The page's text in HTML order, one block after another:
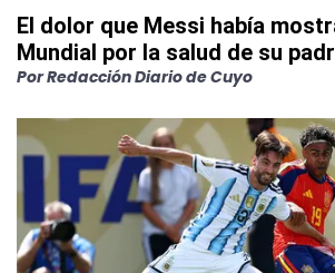
El dolor que Messi había
Mundial por la salud de su
PorRedacción Diario de Cuyo